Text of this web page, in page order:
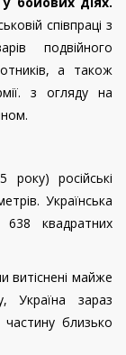
співпраці з
подвійного
а також
з огляду на
російські
Українська
квадратних
витіснені майже
Україна зараз
близько